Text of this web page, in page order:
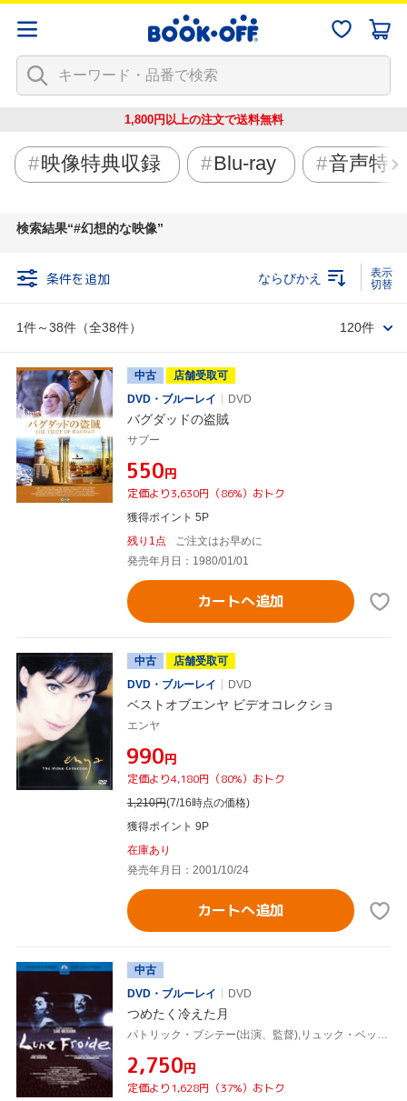
1,800円以上の注文で送料無料
映像特典収録 Blu-ray 音声特
検索結果 #幻想的な映像
条件を追加
1件～38件（全38件）
ならびかえ
120件
中古
店舗受取可
DVD・ブルーレイ
DVD
バグダッドの盗賊
サブー
¥550円
定価より3,630円（86%）おトク
獲得ポイント 5P
残り1点
ご注文はお早めに
発売年月日：1980/01/01
カートへ追加
中古
店舗受取可
DVD・ブルーレイ
DVD
ベストオブエンヤ ビデオコレクショ
エンヤ
¥990円
定価より4,180円（80%）おトク
1,210円(7/16時点の価格)
獲得ポイント 9P
在庫あり
発売年月日：2001/10/24
カートへ追加
中古
DVD・ブルーレイ
DVD
つめたく冷えた月
パトリック・ブシテー(出演、監督),リュック・ベッソン(制作),ジャッキー・ベロワイエ(脚本),チャールズ・ブコウスキー(原作),ディディエ・ロックウッド(音楽),ジャン=フランソワ・ステヴナン,カリン・ナリス
¥2,750円
定価より1,628円（37%）おトク